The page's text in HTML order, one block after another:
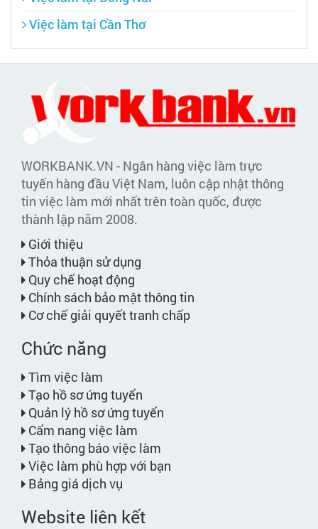
Việc làm tại Cần Thơ
WORKBANK.VN - Ngân hàng việc làm trực
tuyến hàng đầu Việt Nam, luôn cập nhật thông
tin việc làm mới nhất trên toàn quốc, được
thành lập năm 2008.
Giới thiệu
Thỏa thuận sử dụng
Quy chế hoạt động
Chính sách bảo mật thông tin
Cơ chế giải quyết tranh chấp
Chức năng
Tìm việc làm
Tạo hồ sơ ứng tuyển
Quản lý hồ sơ ứng tuyển
Cẩm nang việc làm
Tạo thông báo việc làm
Việc làm phù hợp với bạn
Bảng giá dịch vụ
Website liên kết